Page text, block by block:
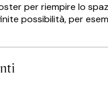
per riempire lo
possibilità, per